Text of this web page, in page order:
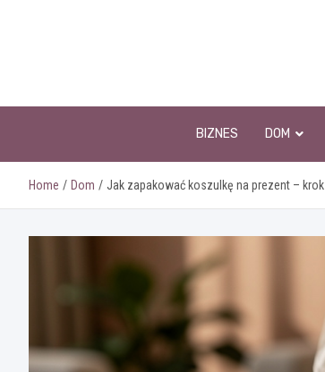
BIZNES DOM
Home Dom Jak zapakować koszulkę na prezent –